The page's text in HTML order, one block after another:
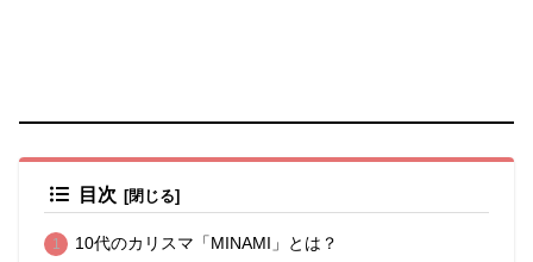
目次
10代のカリスマ「MINAMI」とは？